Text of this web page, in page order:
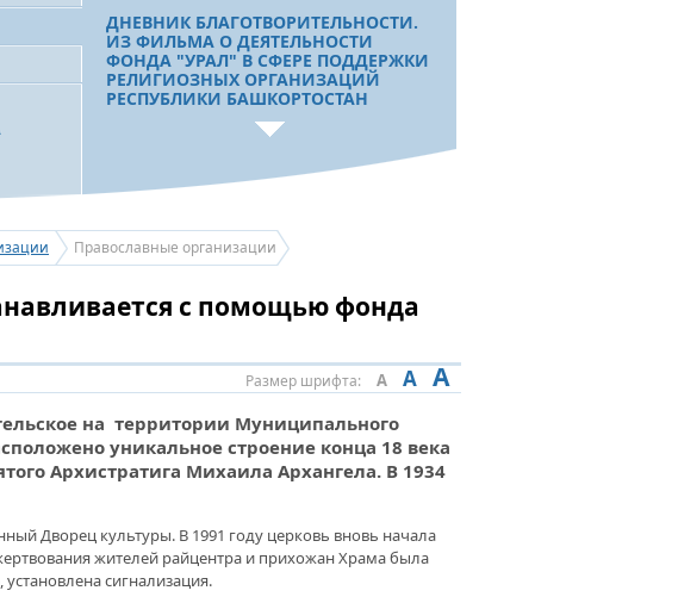
ДНЕВНИК БЛАГОТВОРИТЕЛЬНОСТИ.
ИЗ ФИЛЬМА О ДЕЯТЕЛЬНОСТИ
ФОНДА "УРАЛ" В СФЕРЕ ПОДДЕРЖКИ
РЕЛИГИОЗНЫХ ОРГАНИЗАЦИЙ
РЕСПУБЛИКИ БАШКОРТОСТАН
ФОНД ПОМОГАЕТ СТРОИТЬ,
ВОССТАНАВЛИВАТЬ
Православные организации
с помощью фонда
Размер шрифта: A A A
на территории Муниципального
уникальное строение конца 18 века
Архистратига Михаила Архангела. В 1934
Дворец культуры. В 1991 году церковь вновь начала
жителей райцентра и прихожан Храма была
сигнализация.